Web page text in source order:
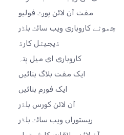
مفت آن لائن پورٹ فولیو
چھوٹے کاروباری ویب سائٹ بلڈر
ڈیجیٹل کارڈ
کاروباری ای میل پتہ
ایک مفت بلاگ بنائیں
ایک فورم بنائیں
آن لائن کورس بلڈر
ریستوراں ویب سائٹ بلڈر